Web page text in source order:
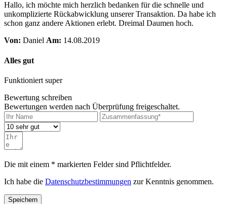
Hallo, ich möchte mich herzlich bedanken für die schnelle und
unkomplizierte Rückabwicklung unserer Transaktion. Da habe ich
schon ganz andere Aktionen erlebt. Dreimal Daumen hoch.
Von: Daniel Am: 14.08.2019
Alles gut
Funktioniert super
Bewertung schreiben
Bewertungen werden nach Überprüfung freigeschaltet.
Die mit einem * markierten Felder sind Pflichtfelder.
Ich habe die Datenschutzbestimmungen zur Kenntnis genommen.
Speichern